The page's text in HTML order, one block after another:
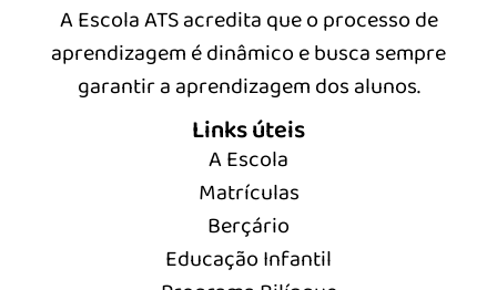
A Escola ATS acredita que o processo de
aprendizagem é dinâmico e busca sempre
garantir a aprendizagem dos alunos.
Links úteis
A Escola
Matrículas
Berçário
Educação Infantil